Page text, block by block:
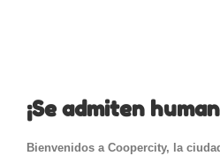
¡Se admiten
Bienvenidos a Coopercity, la